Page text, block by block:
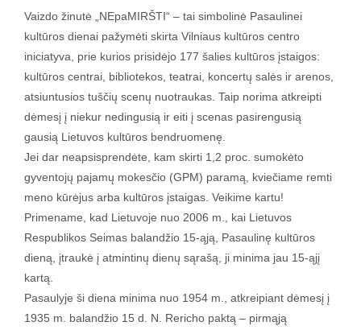
Vaizdo žinutė „NEpaMIRŠTI“ – tai simbolinė Pasaulinei
kultūros dienai pažymėti skirta Vilniaus kultūros centro
iniciatyva, prie kurios prisidėjo 177 šalies kultūros įstaigos:
kultūros centrai, bibliotekos, teatrai, koncertų salės ir arenos,
atsiuntusios tuščių scenų nuotraukas. Taip norima atkreipti
dėmesį į niekur nedingusią ir eiti į scenas pasirengusią
gausią Lietuvos kultūros bendruomenę.
Jei dar neapsisprendėte, kam skirti 1,2 proc. sumokėto
gyventojų pajamų mokesčio (GPM) paramą, kviečiame remti
meno kūrėjus arba kultūros įstaigas. Veikime kartu!
Primename, kad Lietuvoje nuo 2006 m., kai Lietuvos
Respublikos Seimas balandžio 15-ąją, Pasaulinę kultūros
dieną, įtraukė į atmintinų dienų sąrašą, ji minima jau 15-ąjį
kartą.
Pasaulyje ši diena minima nuo 1954 m., atkreipiant dėmesį į
1935 m. balandžio 15 d. N. Rericho paktą – pirmąją